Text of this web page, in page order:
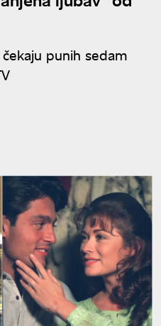
punih sedam